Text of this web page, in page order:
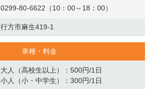
0299-80-6622（10：00～18：00）
行方市麻生419-1
車種・料金
大人（高校生以上）：500円/1日
小人（小・中学生）：300円/1日